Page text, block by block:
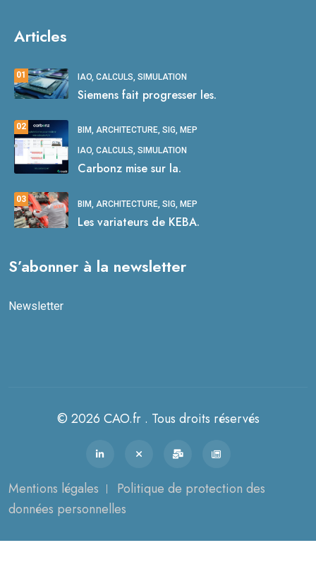
Articles
01 IAO, CALCULS, SIMULATION
Siemens fait progresser les.
02 BIM, ARCHITECTURE, SIG, MEP
IAO, CALCULS, SIMULATION
Carbonz mise sur la.
03 BIM, ARCHITECTURE, SIG, MEP
Les variateurs de KEBA.
S’abonner à la newsletter
Newsletter
© 2026 CAO.fr . Tous droits réservés
Mentions légales
Politique de protection des
données personnelles